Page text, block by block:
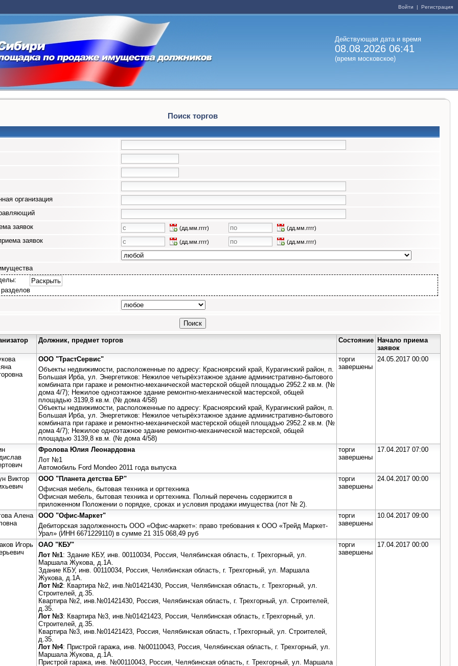
Войти | Регистрация
Действующая дата и время
08.08.2026 06:41
(время московское)
Поиск торгов
организация
заявок
(дд.мм.гггг) (дд.мм.гггг)
заявок (дд.мм.гггг) (дд.мм.гггг)
Раскрыть
Должник, предмет торгов Состояние Начало приема
заявок
ООО "ТрастСервис"
Объекты недвижимости, расположенные по адресу: Красноярский край, Курагинский район, п.
Большая Ирба, ул. Энергетиков: Нежилое четырёхэтажное здание административно-бытового
комбината при гараже и ремонтно-механической мастерской общей площадью 2952.2 кв.м. (№
дома 4/7); Нежилое одноэтажное здание ремонтно-механической мастерской, общей
площадью 3139,8 кв.м. (№ дома 4/58)
Объекты недвижимости, расположенные по адресу: Красноярский край, Курагинский район, п.
Большая Ирба, ул. Энергетиков: Нежилое четырёхэтажное здание административно-бытового
комбината при гараже и ремонтно-механической мастерской общей площадью 2952.2 кв.м. (№
дома 4/7); Нежилое одноэтажное здание ремонтно-механической мастерской, общей
площадью 3139,8 кв.м. (№ дома 4/58)
торги
завершены
24.05.2017 00:00
Фролова Юлия Леонардовна
Лот №1
Автомобиль Ford Mondeo 2011 года выпуска
торги
завершены
17.04.2017 07:00
Виктор
ООО "Планета детства БР"
Офисная мебель, бытовая техника и оргтехника
Офисная мебель, бытовая техника и оргтехника. Полный перечень содержится в
приложенном Положении о порядке, сроках и условия продажи имущества (лот № 2).
торги
завершены
24.04.2017 00:00
Алена
ООО "Офис-Маркет"
Дебиторская задолженность ООО «Офис-маркет»: право требования к ООО «Трейд Маркет-
Урал» (ИНН 6671229110) в сумме 21 315 068,49 руб
торги
завершены
10.04.2017 09:00
Игорь
ОАО "КБУ"
Лот №1: Здание КБУ, инв. 00110034, Россия, Челябинская область, г. Трехгорный, ул.
Маршала Жукова, д.1А.
Здание КБУ, инв. 00110034, Россия, Челябинская область, г. Трехгорный, ул. Маршала
Жукова, д.1А.
Лот №2: Квартира №2, инв.№01421430, Россия, Челябинская область, г. Трехгорный, ул.
Строителей, д.35.
Квартира №2, инв.№01421430, Россия, Челябинская область, г. Трехгорный, ул. Строителей,
д.35.
Лот №3: Квартира №3, инв.№01421423, Россия, Челябинская область, г.Трехгорный, ул.
Строителей, д.35.
Квартира №3, инв.№01421423, Россия, Челябинская область, г.Трехгорный, ул. Строителей,
д.35.
Лот №4: Пристрой гаража, инв. №00110043, Россия, Челябинская область, г. Трехгорный, ул.
Маршала Жукова, д.1А.
Пристрой гаража, инв. №00110043, Россия, Челябинская область, г. Трехгорный, ул. Маршала
торги
завершены
17.04.2017 00:00